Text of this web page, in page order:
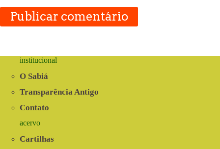
Publicar comentário
institucional
O Sabiá
Transparência Antigo
Contato
acervo
Cartilhas